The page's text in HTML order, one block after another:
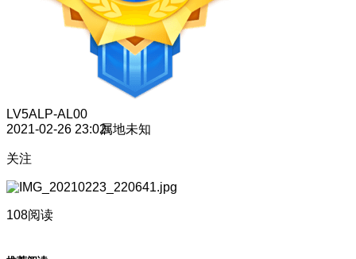
LV5ALP-AL00
2021-02-26 23:02属地未知
关注
108阅读